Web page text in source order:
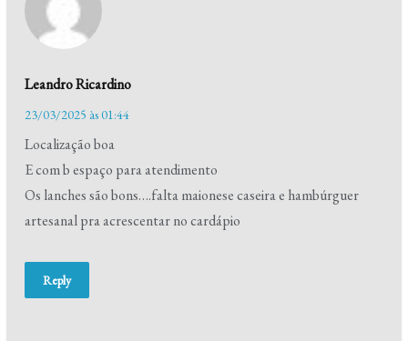
Leandro Ricardino
23/03/2025 às 01:44
Localização boa
E com b espaço para atendimento
Os lanches são bons….falta maionese caseira e hambúrguer
artesanal pra acrescentar no cardápio
Reply